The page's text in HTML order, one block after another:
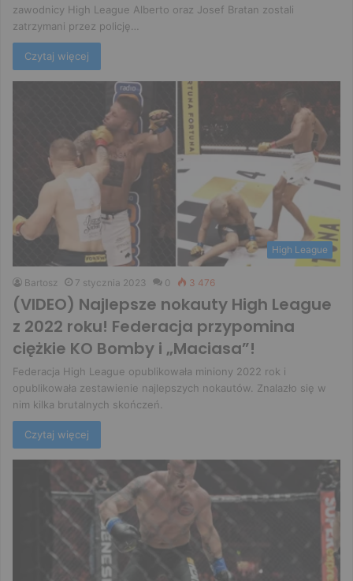
zawodnicy High League Alberto oraz Josef Bratan zostali
zatrzymani przez policję…
Czytaj więcej
High League
Bartosz 7 stycznia 2023 0 3 476
(VIDEO) Najlepsze nokauty High League
z 2022 roku! Federacja przypomina
ciężkie KO Bomby i „Maciasa”!
Federacja High League opublikowała miniony 2022 rok i
opublikowała zestawienie najlepszych nokautów. Znalazło się w
nim kilka brutalnych skończeń.
Czytaj więcej